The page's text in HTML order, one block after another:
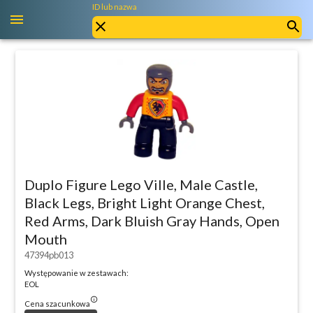
ID lub nazwa
Duplo Figure Lego Ville, Male Castle,
Black Legs, Bright Light Orange Chest,
Red Arms, Dark Bluish Gray Hands, Open
Mouth
47394pb013
Występowanie w zestawach:
EOL
Cena szacunkowainfo_outlined